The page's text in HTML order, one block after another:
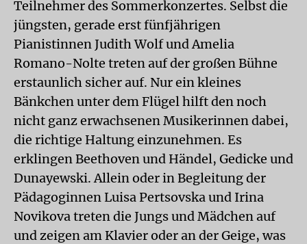
Teilnehmer des Sommerkonzertes. Selbst die
jüngsten, gerade erst fünfjährigen
Pianistinnen Judith Wolf und Amelia
Romano-Nolte treten auf der großen Bühne
erstaunlich sicher auf. Nur ein kleines
Bänkchen unter dem Flügel hilft den noch
nicht ganz erwachsenen Musikerinnen dabei,
die richtige Haltung einzunehmen. Es
erklingen Beethoven und Händel, Gedicke und
Dunayewski. Allein oder in Begleitung der
Pädagoginnen Luisa Pertsovska und Irina
Novikova treten die Jungs und Mädchen auf
und zeigen am Klavier oder an der Geige, was